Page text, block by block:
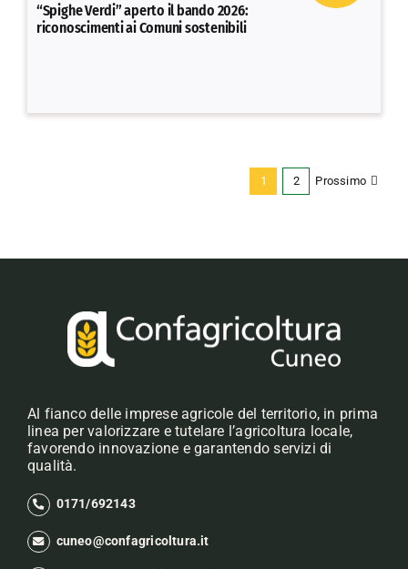
“Spighe Verdi” aperto il bando 2026:
riconoscimenti ai Comuni sostenibili
1 2 Prossimo
Al fianco delle imprese agricole del territorio, in prima
linea per valorizzare e tutelare l’agricoltura locale,
favorendo innovazione e garantendo servizi di
qualità.
0171/692143
cuneo@confagricoltura.it